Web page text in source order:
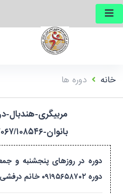
خانه دوره ها
بانوان-۱۴۰۴۶۳۱۱۹۷۰۶۷/۱۰۸۵۴۶
دوره در روزهای پنجشنبه و
دوره ۰۹۱۹۵۶۵۸۷۰۲ خانم درفشی